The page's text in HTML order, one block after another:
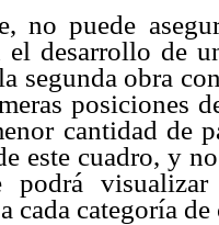
no puede
el desarrollo de
segunda obra
posiciones
cantidad de
este cuadro, y
podrá
cada categoría